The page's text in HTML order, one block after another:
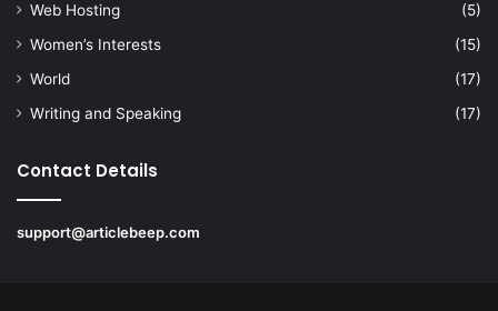
Web Hosting
(5)
Women’s Interests
(15)
World
(17)
Writing and Speaking
(17)
Contact Details
support@articlebeep.com